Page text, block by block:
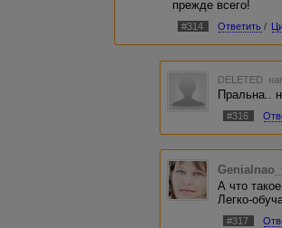
прежде всего!
#314 Ответить /
DELETED
Пральна..
#316
А что
Легко-
#317